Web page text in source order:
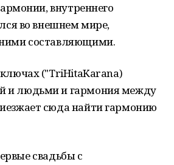
внутреннего
во внешнем мире,
составляющими.
("TriHitaKarana)
и людьми и гармония между
сюда найти гармонию
свадьбы с